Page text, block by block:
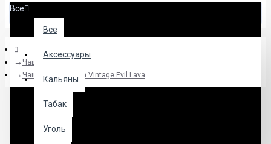
Все
Все
Аксессуары
Кальяны
Табак
Уголь
Чаши
Чаша для кальяна Vintage Evil Lava
Чаша для кальяна Vintage Evil
Lava